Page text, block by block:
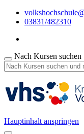
03831/482310
Nach Kursen suchen
Hauptinhalt anspringen